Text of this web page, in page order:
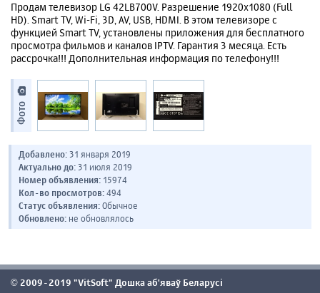
Продам телевизор LG 42LB700V. Разрешение 1920х1080 (Full
HD). Smart TV, Wi-Fi, 3D, AV, USB, HDMI. В этом телевизоре с
функцией Smart TV, установлены приложения для бесплатного
просмотра фильмов и каналов IPTV. Гарантия 3 месяца. Есть
рассрочка!!! Дополнительная информация по телефону!!!
Фото
Добавлено: 31 января 2019
Актуально до: 31 июля 2019
Номер объявления: 15974
Кол-во просмотров: 494
Статус объявления: Обычное
Обновлено: не обновлялось
© 2009-2019 "VitSoft" Дошка аб'яваў Беларусі